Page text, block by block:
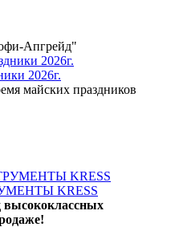
Апгрейд"
2026г.
майских праздников
KRESS
высококлассных